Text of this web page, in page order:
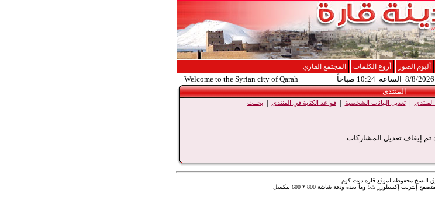
ألبوم الصور أروع الكلمات المجتمع القاري
Welcome to the Syrian city of Qarah
المنتدى
|تعديل البيانات الشخصية |قواعد الكتابة في المنتدى | بحــث
تم إيقاف تعديل المشاركات.
النسخ محفوظة لموقع قارة دوت كوم
5.5 وما بعده ودقة شاشة 800 * 600 بيكسل